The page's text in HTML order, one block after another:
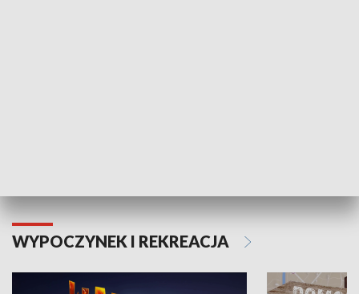
WYPOCZYNEK I REKREACJA